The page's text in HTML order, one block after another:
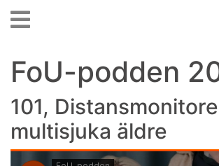
FoU-podden
101,
multisjuka äldre